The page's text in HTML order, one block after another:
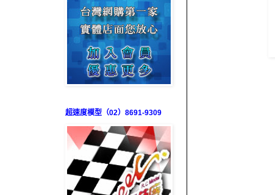
超速度模型（02）8691-9309